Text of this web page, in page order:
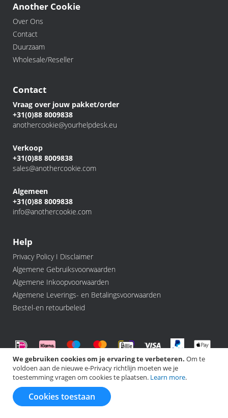
We gebruiken cookies om je ervaring te verbeteren. Om te
voldoen aan de nieuwe e-Privacy richtlijn moeten we je
toestemming vragen om cookies te plaatsen. Learn more.
Cookies toestaan
Another Cookie
Over Ons
Contact
Duurzaam
Wholesale/Reseller
Contact
Vraag over jouw pakket/order
+31(0)88 8009838
anothercookie@yourhelpdesk.eu
Verkoop
+31(0)88 8009838
sales@anothercookie.com
Algemeen
+31(0)88 8009838
info@anothercookie.com
Help
Privacy Policy I Disclaimer
Algemene Gebruiksvoorwaarden
Algemene Inkoopvoorwaarden
Algemene Leverings- en Betalingsvoorwaarden
Bestel-en retourbeleid
©️ 2026 Another Cookie, All rights Reserved.